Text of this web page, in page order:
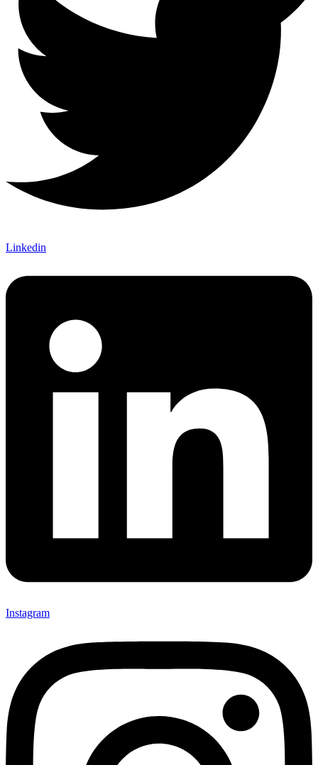
Linkedin
Instagram